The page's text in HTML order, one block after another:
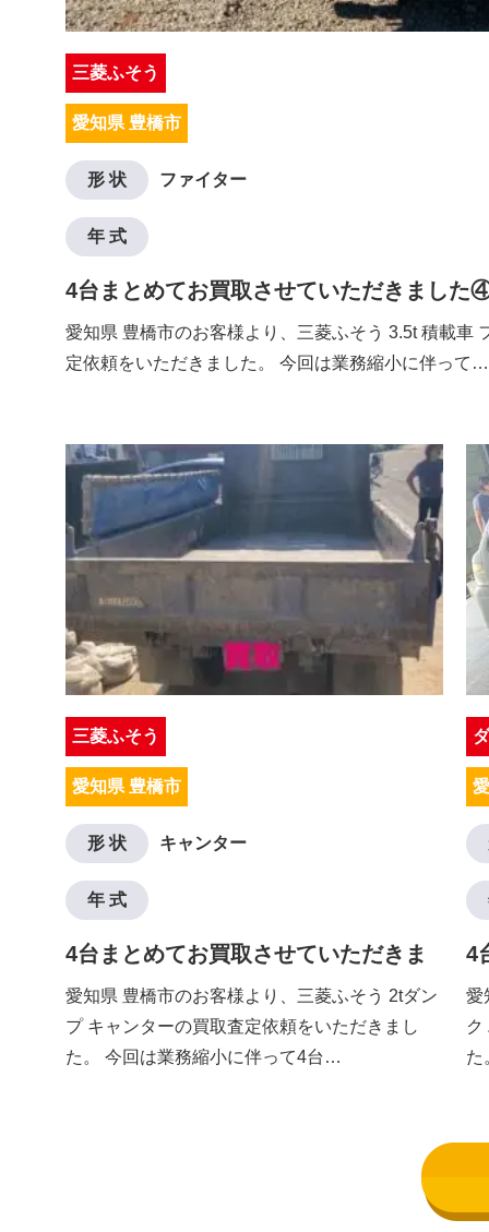
三菱ふそう
愛知県 豊橋市
形 状 ファイター
年 式
4台まとめてお買取させていただきました
愛知県 豊橋市のお客様より、三菱ふそう 3.5t 積載車
定依頼をいただきました。 今回は業務縮小に伴って…
三菱ふそう
愛知県 豊橋市
形 状 キャンター
年 式
4台まとめてお買取させていただきま
した③
愛知県 豊橋市のお客様より、三菱ふそう 2tダン
プ キャンターの買取査定依頼をいただきまし
た。 今回は業務縮小に伴って4台…
4
愛
ク
た